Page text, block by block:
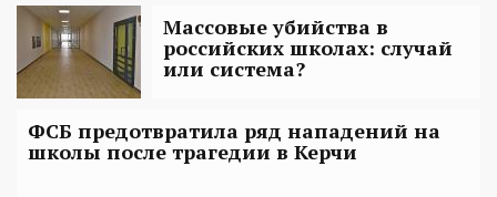
Массовые убийства в
российских школах: случай
или система?
ФСБ предотвратила ряд нападений на
школы после трагедии в Керчи